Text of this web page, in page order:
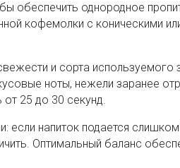
обеспечить однородное
кофемолки с коническими
и сорта используемого
ноты, нежели заранее
25 до 30 секунд.
если напиток подается
Оптимальный баланс